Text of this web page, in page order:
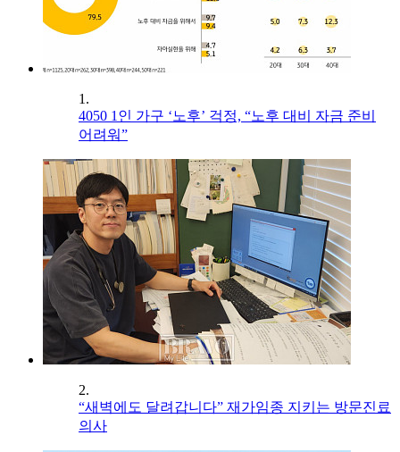
1.
4050 1인 가구 ‘노후’ 걱정, “노후 대비 자금 준비
어려워”
2.
“새벽에도 달려갑니다” 재가임종 지키는 방문진료
의사